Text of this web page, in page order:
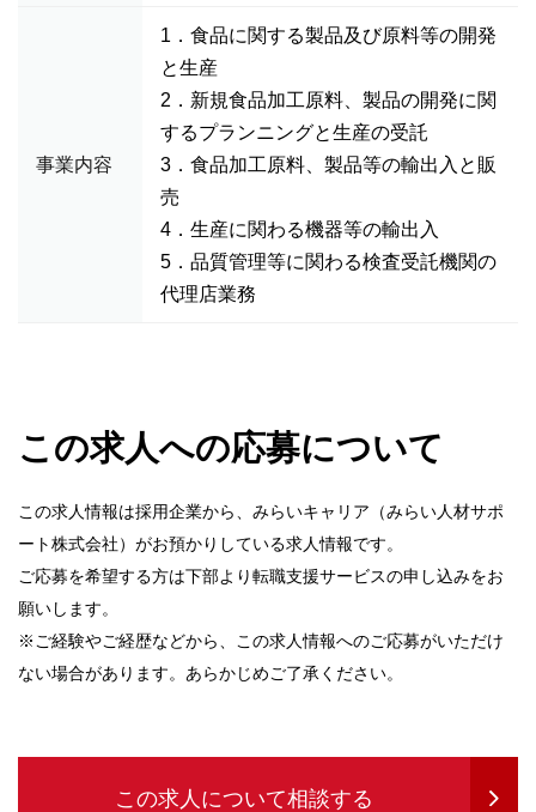
事業内容
1．食品に関する製品及び原料等の開発
と生産
2．新規食品加工原料、製品の開発に関
するプランニングと生産の受託
3．食品加工原料、製品等の輸出入と販
売
4．生産に関わる機器等の輸出入
5．品質管理等に関わる検査受託機関の
代理店業務
この求人への応募について
この求人情報は採用企業から、みらいキャリア（みらい人材サポ
ート株式会社）がお預かりしている求人情報です。
ご応募を希望する方は下部より転職支援サービスの申し込みをお
願いします。
※ご経験やご経歴などから、この求人情報へのご応募がいただけ
ない場合があります。あらかじめご了承ください。
この求人について相談する